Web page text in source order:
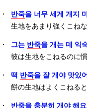
・ 반죽을 너무 세게 개지
生地をあまり強くこね
・ 그는 반죽을 개는 데 익
彼は生地をこねるのに
・ 떡 반죽을 잘 개야 맛있
餅の生地はよくこねる
・ 반죽을 충분히 개야 해